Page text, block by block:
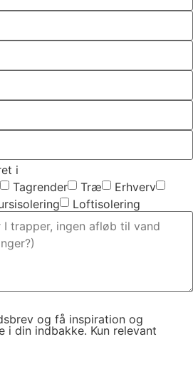
i
Tagrender Træ
Erhverv
Loftisolering
og få inspiration og
i din indbakke. Kun relevant